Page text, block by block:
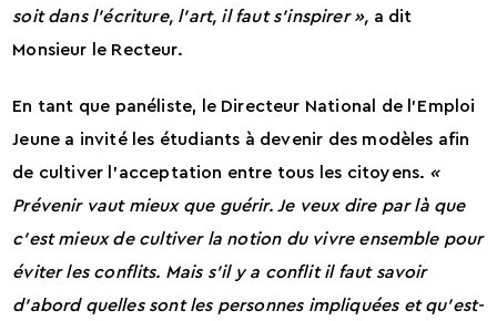
soit dans l’écriture, l’art, il faut s’inspirer », a dit
Monsieur le Recteur.
En tant que panéliste, le Directeur National de l’Emploi
Jeune a invité les étudiants à devenir des modèles afin
de cultiver l’acceptation entre tous les citoyens. «
Prévenir vaut mieux que guérir. Je veux dire par là que
c’est mieux de cultiver la notion du vivre ensemble pour
éviter les conflits. Mais s’il y a conflit il faut savoir
d’abord quelles sont les personnes impliquées et qu’est-